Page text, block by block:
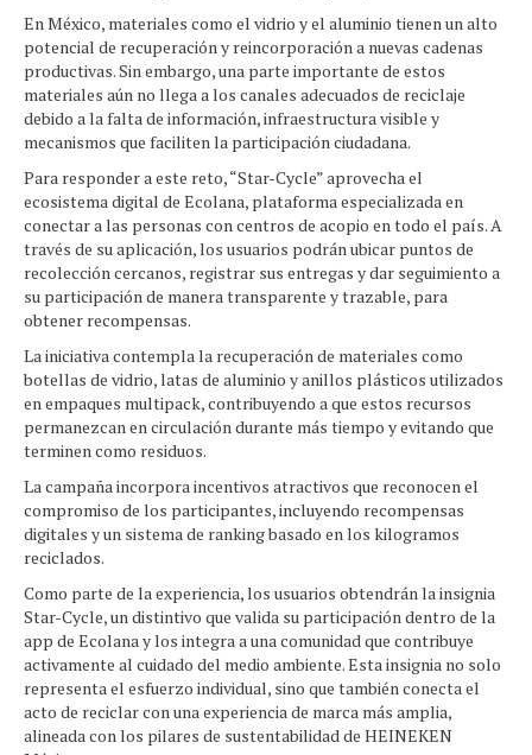
En México, materiales como el vidrio y el aluminio tienen un alto
potencial de recuperación y reincorporación a nuevas cadenas
productivas. Sin embargo, una parte importante de estos
materiales aún no llega a los canales adecuados de reciclaje
debido a la falta de información, infraestructura visible y
mecanismos que faciliten la participación ciudadana.
Para responder a este reto, “Star-Cycle” aprovecha el
ecosistema digital de Ecolana, plataforma especializada en
conectar a las personas con centros de acopio en todo el país. A
través de su aplicación, los usuarios podrán ubicar puntos de
recolección cercanos, registrar sus entregas y dar seguimiento a
su participación de manera transparente y trazable, para
obtener recompensas.
La iniciativa contempla la recuperación de materiales como
botellas de vidrio, latas de aluminio y anillos plásticos utilizados
en empaques multipack, contribuyendo a que estos recursos
permanezcan en circulación durante más tiempo y evitando que
terminen como residuos.
La campaña incorpora incentivos atractivos que reconocen el
compromiso de los participantes, incluyendo recompensas
digitales y un sistema de ranking basado en los kilogramos
reciclados.
Como parte de la experiencia, los usuarios obtendrán la insignia
Star-Cycle, un distintivo que valida su participación dentro de la
app de Ecolana y los integra a una comunidad que contribuye
activamente al cuidado del medio ambiente. Esta insignia no solo
representa el esfuerzo individual, sino que también conecta el
acto de reciclar con una experiencia de marca más amplia,
alineada con los pilares de sustentabilidad de HEINEKEN